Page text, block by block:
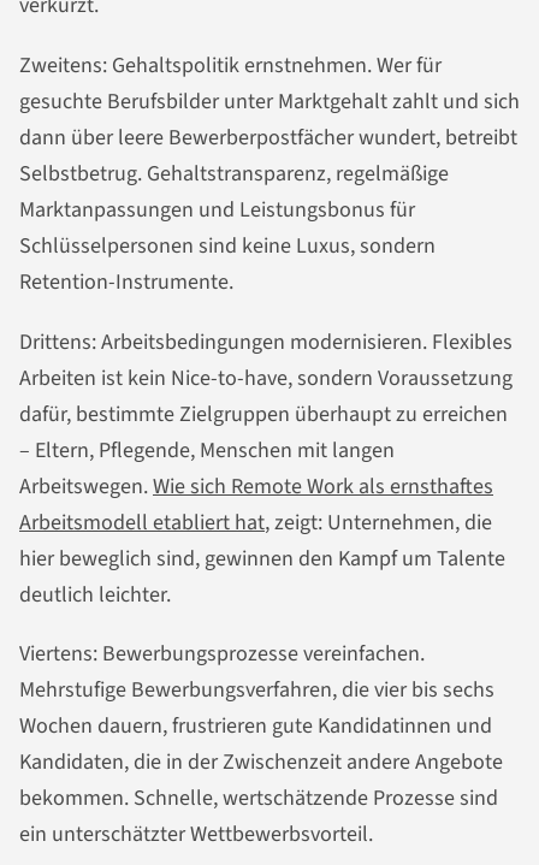
Zweitens: Gehaltspolitik ernstnehmen. Wer für
gesuchte Berufsbilder unter Marktgehalt zahlt und sich
dann über leere Bewerberpostfächer wundert, betreibt
Selbstbetrug. Gehaltstransparenz, regelmäßige
Marktanpassungen und Leistungsbonus für
Schlüsselpersonen sind keine Luxus, sondern
Retention-Instrumente.
Drittens: Arbeitsbedingungen modernisieren. Flexibles
Arbeiten ist kein Nice-to-have, sondern Voraussetzung
dafür, bestimmte Zielgruppen überhaupt zu erreichen
– Eltern, Pflegende, Menschen mit langen
Arbeitswegen.Wie sich Remote Work als ernsthaftes
Arbeitsmodell etabliert hat, zeigt: Unternehmen, die
hier beweglich sind, gewinnen den Kampf um Talente
deutlich leichter.
Viertens: Bewerbungsprozesse vereinfachen.
Mehrstufige Bewerbungsverfahren, die vier bis sechs
Wochen dauern, frustrieren gute Kandidatinnen und
Kandidaten, die in der Zwischenzeit andere Angebote
bekommen. Schnelle, wertschätzende Prozesse sind
ein unterschätzter Wettbewerbsvorteil.